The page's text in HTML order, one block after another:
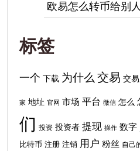
欧易怎么转币给别
标签
一个 下载 为什么 交易 交
家 地址 官网 市场 平台 微信 怎么
们 投资 投资者 提现 操作 数字
比特币 注册 注销 用户 粉丝 自己